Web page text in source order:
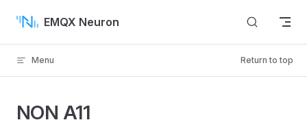
Skip to content
EMQX Neuron
Menu Return to top
NON A11